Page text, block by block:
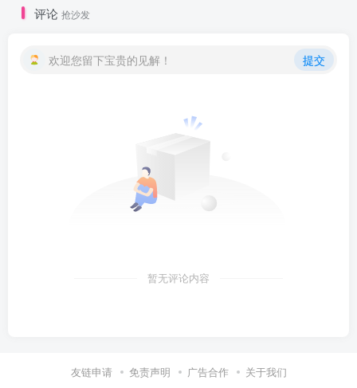
评论 抢沙发
欢迎您留下宝贵的见解！ 提交
暂无评论内容
友链申请 免责声明 广告合作 关于我们